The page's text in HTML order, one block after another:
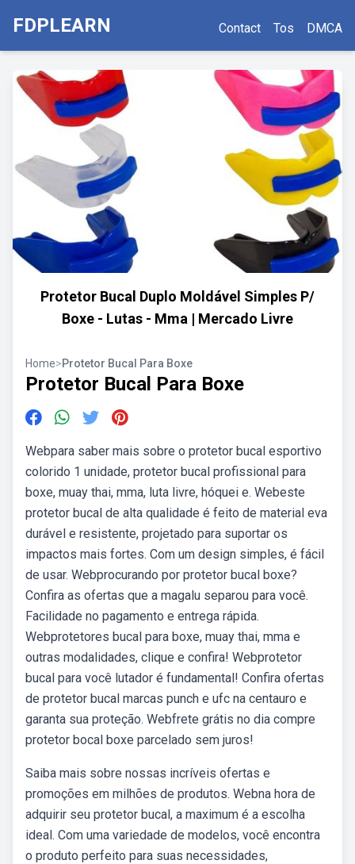
FDPLEARN Contact Tos DMCA
Protetor Bucal Duplo Moldável Simples P/
Boxe - Lutas - Mma | Mercado Livre
Home>Protetor Bucal Para Boxe
Protetor Bucal Para Boxe
Webpara saber mais sobre o protetor bucal esportivo
colorido 1 unidade, protetor bucal profissional para
boxe, muay thai, mma, luta livre, hóquei e. Webeste
protetor bucal de alta qualidade é feito de material eva
durável e resistente, projetado para suportar os
impactos mais fortes. Com um design simples, é fácil
de usar. Webprocurando por protetor bucal boxe?
Confira as ofertas que a magalu separou para você.
Facilidade no pagamento e entrega rápida.
Webprotetores bucal para boxe, muay thai, mma e
outras modalidades, clique e confira! Webprotetor
bucal para você lutador é fundamental! Confira ofertas
de protetor bucal marcas punch e ufc na centauro e
garanta sua proteção. Webfrete grátis no dia compre
protetor bocal boxe parcelado sem juros!
Saiba mais sobre nossas incríveis ofertas e
promoções em milhões de produtos. Webna hora de
adquirir seu protetor bucal, a maximum é a escolha
ideal. Com uma variedade de modelos, você encontra
o produto perfeito para suas necessidades,